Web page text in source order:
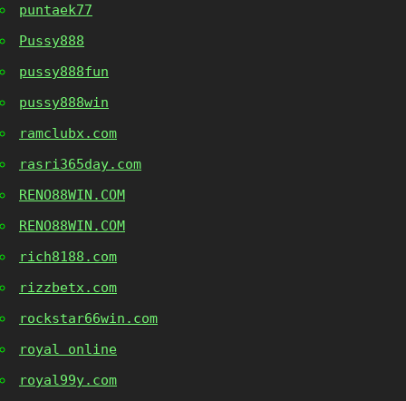
puntaek77
Pussy888
pussy888fun
pussy888win
ramclubx.com
rasri365day.com
RENO88WIN.COM
RENO88WIN.COM
rich8188.com
rizzbetx.com
rockstar66win.com
royal online
royal99y.com